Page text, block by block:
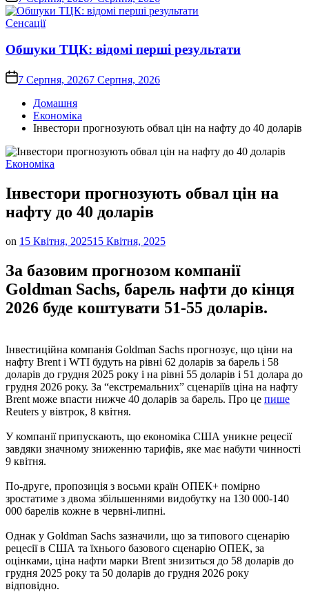
Опублікувати
Сенсації
Обшуки ТЦК: відомі перші результати
on 7 Серпня, 20267 Серпня, 2026
Домашня
Економіка
Інвестори прогнозують обвал цін на нафту до 40 доларів
Опублікувати
Економіка
Інвестори прогнозують обвал цін на
нафту до 40 доларів
on 15 Квітня, 202515 Квітня, 2025
За базовим прогнозом компанії
Goldman Sachs, барель нафти до кінця
2026 буде коштувати 51-55 доларів.
Інвестиційна компанія Goldman Sachs прогнозує, що ціни на
нафту Brent і WTI будуть на рівні 62 доларів за барель і 58
доларів до грудня 2025 року і на рівні 55 доларів і 51 долара до
грудня 2026 року. За “екстремальних” сценаріїв ціна на нафту
Brent може впасти нижче 40 доларів за барель. Про це пише
Reuters у вівтрок, 8 квітня.
У компанії припускають, що економіка США уникне рецесії
завдяки значному зниженню тарифів, яке має набути чинності
9 квітня.
По-друге, пропозиція з восьми країн ОПЕК+ помірно
зростатиме з двома збільшеннями видобутку на 130 000-140
000 барелів кожне в червні-липні.
Однак у Goldman Sachs зазначили, що за типового сценарію
рецесії в США та їхнього базового сценарію ОПЕК, за
оцінками, ціна нафти марки Brent знизиться до 58 доларів до
грудня 2025 року та 50 доларів до грудня 2026 року
відповідно.